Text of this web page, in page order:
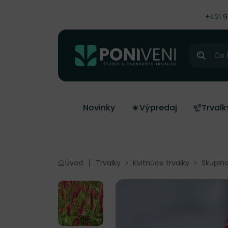
+421
Hľadať
Novinky Výpredaj
Úvod Trvalky Kvitnúce trvalky